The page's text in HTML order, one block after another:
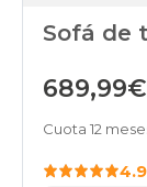
Sofá de
689,99€
Cuota 12
4.9